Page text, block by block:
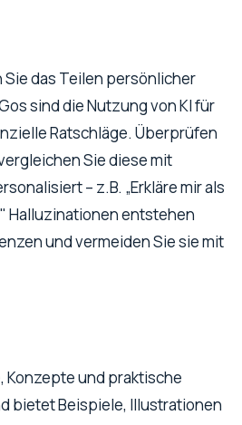
das Teilen persönlicher
sind die Nutzung von KI für
Ratschläge. Überprüfen
Sie diese mit
– z.B. „Erkläre mir als
Halluzinationen entstehen
und vermeiden Sie sie mit
Konzepte und praktische
bietet Beispiele, Illustrationen